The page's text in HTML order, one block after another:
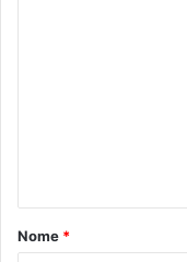
rNome *